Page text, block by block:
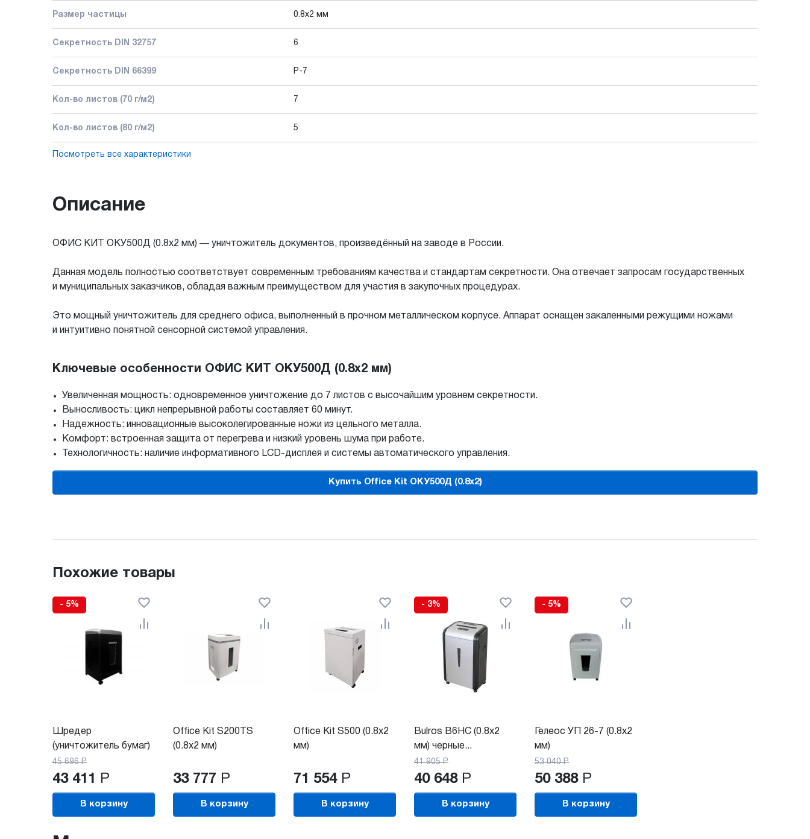
Размер частицы 0.8x2 мм
Секретность DIN 32757 6
Секретность DIN 66399 P-7
Кол-во листов (70 г/м2) 7
Кол-во листов (80 г/м2) 5
Посмотреть все характеристики
Описание
ОФИС КИТ ОКУ500Д (0.8x2 мм) — уничтожитель документов, произведённый на заводе в России.
Данная модель полностью соответствует современным требованиям качества и стандартам секретности. Она отвечает запросам государственных
и муниципальных заказчиков, обладая важным преимуществом для участия в закупочных процедурах.
Это мощный уничтожитель для среднего офиса, выполненный в прочном металлическом корпусе. Аппарат оснащен закаленными режущими ножами
и интуитивно понятной сенсорной системой управления.
Ключевые особенности ОФИС КИТ ОКУ500Д (0.8x2 мм)
Увеличенная мощность: одновременное уничтожение до 7 листов с высочайшим уровнем секретности.
Выносливость: цикл непрерывной работы составляет 60 минут.
Надежность: инновационные высоколегированные ножи из цельного металла.
Комфорт: встроенная защита от перегрева и низкий уровень шума при работе.
Технологичность: наличие информативного LCD-дисплея и системы автоматического управления.
Купить Office Kit ОКУ500Д (0.8x2)
Похожие товары
- 5%
Шредер
(уничтожитель бумаг)
Гелеос...
45 696 Р
43 411 Р
В корзину
Office Kit S200TS
(0.8x2 мм)
33 777 Р
В корзину
Office Kit S500 (0.8x2
мм)
71 554 Р
В корзину
- 3%
Bulros B6HC (0.8x2
мм) черные...
41 905 Р
40 648 Р
В корзину
- 5%
Гелеос УП 26-7 (0.8х2
мм)
53 040 Р
50 388 Р
В корзину